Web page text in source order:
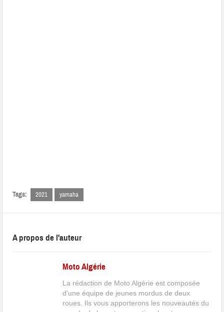
Tags: 2021 yamaha
A propos de l'auteur
Moto Algérie
La rédaction de Moto Algérie est composée
d'une équipe de jeunes mordus de deux
roues. Ils vous apporterons les nouveautés du